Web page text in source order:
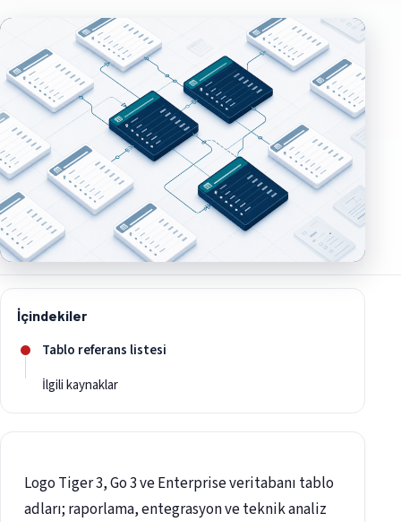
İçindekiler
Tablo referans listesi
İlgili kaynaklar
Logo Tiger 3, Go 3 ve Enterprise veritabanı tablo
adları; raporlama, entegrasyon ve teknik analiz